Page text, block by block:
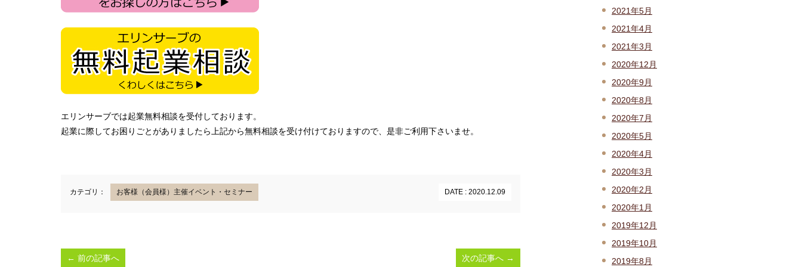
エリンサーブでは起業無料相談を受付しております。
起業に際してお困りごとがありましたら上記から無料相談を受け付けておりますので、是非ご利用下さいませ。
カテゴリ： お客様（会員様）主催イベント・セミナー DATE : 2020.12.09
← 前の記事へ 次の記事へ →
2021年5月
2021年4月
2021年3月
2020年12月
2020年9月
2020年8月
2020年7月
2020年5月
2020年4月
2020年3月
2020年2月
2020年1月
2019年12月
2019年10月
2019年8月